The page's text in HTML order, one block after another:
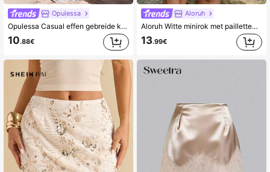
Opulessa
Opulessa Casual effen gebreide kanten rok met lage taille en zeemeerminzoom, witte rok, stijlvol en elegant, geschikt voor een date, een avondje uit, een bruiloft, een concert, een feest, een club, een elegante rok
10.88€
Aloruh
Aloruh Witte minirok met pailletten voor dames, geschikt voor feestjes.
13.99€